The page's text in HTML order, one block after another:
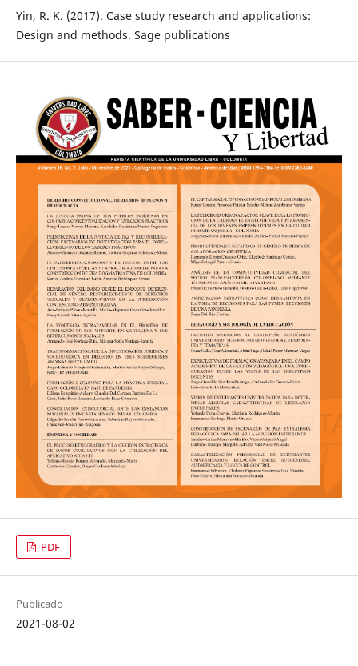
Yin, R. K. (2017). Case study research and applications:
Design and methods. Sage publications
PDF
Publicado
2021-08-02